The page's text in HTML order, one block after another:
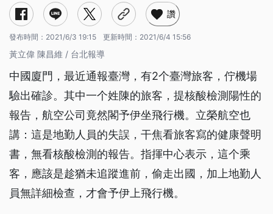
讚
發布時間： 2021/6/3 19:15 更新時間： 2021/6/4 15:56
黃立偉 陳昌維 / 台北報導
中國廈門，最近通報臺灣，有2个臺灣旅客，佇機場
驗出確診。其中一个姓陳的旅客，提核酸檢測陽性的
報告，航空公司竟然閣予伊坐飛行機。立榮航空也
講：這是地勤人員的失誤，干焦看旅客寫的健康聲明
書，無看核酸檢測的報告。指揮中心表示，這个乘
客，應該是趁猶未追蹤進前，偷走出國，加上地勤人
員無詳細檢查，才會予伊上飛行機。